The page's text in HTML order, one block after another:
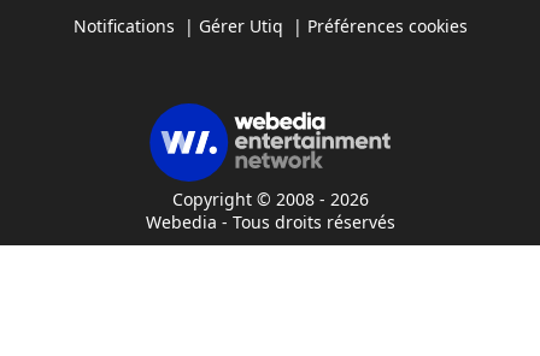
Notifications | Gérer Utiq | Préférences cookies
Copyright © 2008 - 2026
Webedia - Tous droits réservés